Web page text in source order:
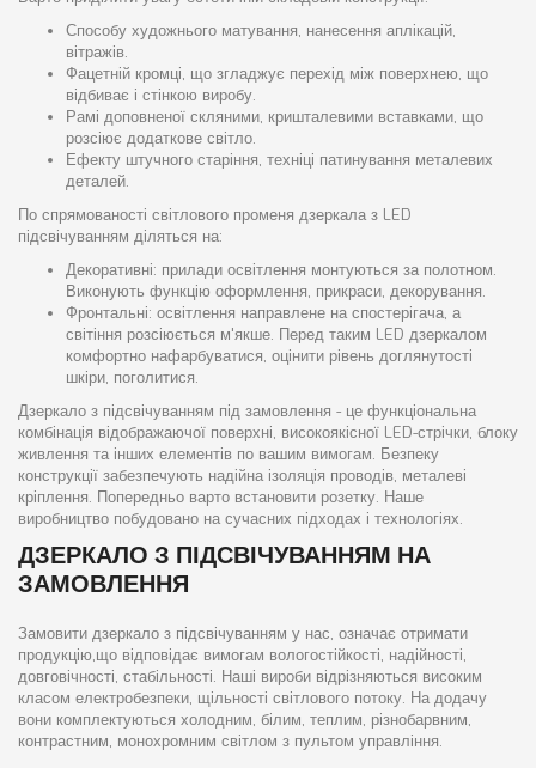
Способу художнього матування, нанесення аплікацій,
вітражів.
Фацетній кромці, що згладжує перехід між поверхнею, що
відбиває і стінкою виробу.
Рамі доповненої скляними, кришталевими вставками, що
розсіює додаткове світло.
Ефекту штучного старіння, техніці патинування металевих
деталей.
По спрямованості світлового променя дзеркала з LED
підсвічуванням діляться на:
Декоративні: прилади освітлення монтуються за полотном.
Виконують функцію оформлення, прикраси, декорування.
Фронтальні: освітлення направлене на спостерігача, а
світіння розсіюється м'якше. Перед таким LED дзеркалом
комфортно нафарбуватися, оцінити рівень доглянутості
шкіри, поголитися.
Дзеркало з підсвічуванням під замовлення - це функціональна
комбінація відображаючої поверхні, високоякісної LED-стрічки, блоку
живлення та інших елементів по вашим вимогам. Безпеку
конструкції забезпечують надійна ізоляція проводів, металеві
кріплення. Попередньо варто встановити розетку. Наше
виробництво побудовано на сучасних підходах і технологіях.
ДЗЕРКАЛО З ПІДСВІЧУВАННЯМ НА
ЗАМОВЛЕННЯ
Замовити дзеркало з підсвічуванням у нас, означає отримати
продукцію,що відповідає вимогам вологостійкості, надійності,
довговічності, стабільності. Наші вироби відрізняються високим
класом електробезпеки, щільності світлового потоку. На додачу
вони комплектуються холодним, білим, теплим, різнобарвним,
контрастним, монохромним світлом з пультом управління.